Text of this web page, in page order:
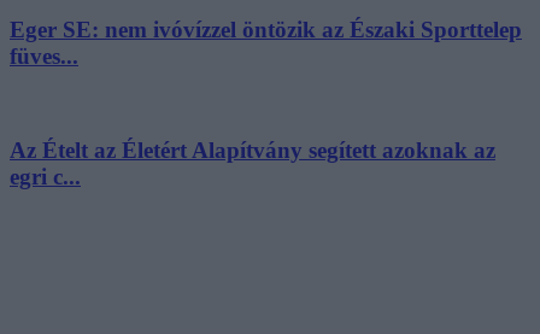
Eger SE: nem ivóvízzel öntözik az Északi Sporttelep
füves...
Az Ételt az Életért Alapítvány segített azoknak az
egri c...